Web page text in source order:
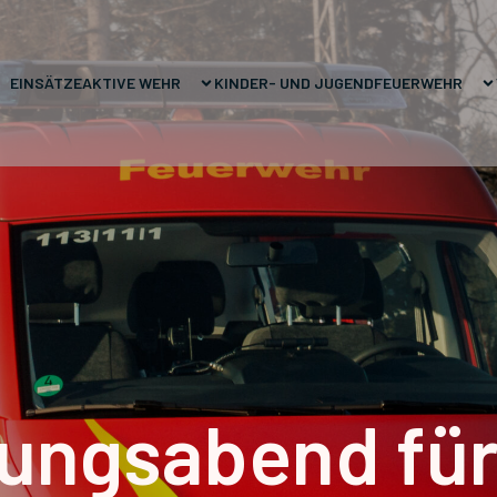
EINSÄTZEAKTIVE WEHR KINDER- UND JUGENDFEUERWEHR